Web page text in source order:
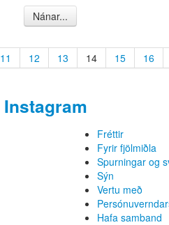
Nánar...
11 12 13 14 15 16
Instagram
Fréttir
Fyrir fjölmiðla
Spurningar og
Sýn
Vertu með
Hafa samband